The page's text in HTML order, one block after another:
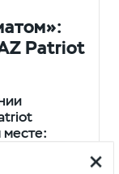
Patriot
месте: